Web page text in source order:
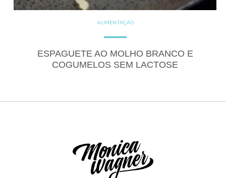
ALIMENTAÇÃO
GLUTEN FREE
RECEITAS
SALGADOS
ESPAGUETE AO MOLHO BRANCO E
COGUMELOS SEM LACTOSE